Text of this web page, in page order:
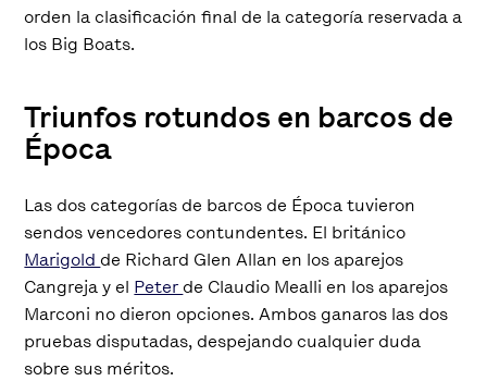
orden la clasificación final de la categoría reservada a
los Big Boats.
Triunfos rotundos en barcos de
Época
Las dos categorías de barcos de Época tuvieron
sendos vencedores contundentes. El británico
Marigold de Richard Glen Allan en los aparejos
Cangreja y el Peter de Claudio Mealli en los aparejos
Marconi no dieron opciones. Ambos ganaros las dos
pruebas disputadas, despejando cualquier duda
sobre sus méritos.